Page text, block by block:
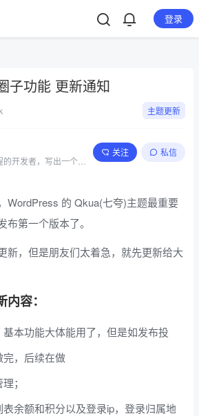
登录
子功能 更新通知
主题更新
开发者，写出一个简
关注 私信
WordPress 的 Qkua(七夸)主题最重要
第一个版本了。
新，但是朋友们太着急，就先更新给大
容：
本功能大体能用了，但是如发布投
，后续在做
；
余额和积分以及登录ip，登录归属地